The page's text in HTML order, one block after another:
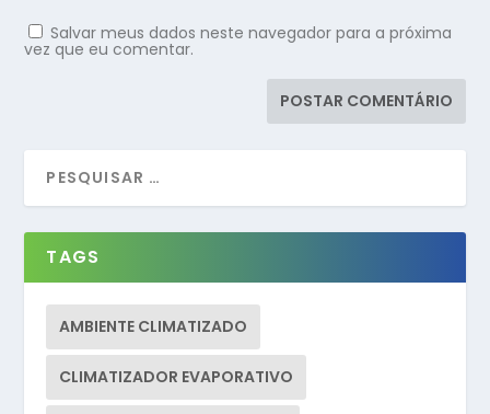
Salvar meus dados neste navegador para a próxima
vez que eu comentar.
TAGS
AMBIENTE CLIMATIZADO
CLIMATIZADOR EVAPORATIVO